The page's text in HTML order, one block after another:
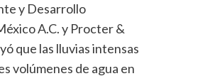
y Desarrollo
A.C. y Procter &
que las lluvias intensas
volúmenes de agua en